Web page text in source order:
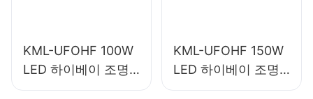
KML-UFOHF 100W
LED 하이베이 조명
은 산업 시설, 창고
KML-UFOHF 150W
LED 하이베이 조명
은 산업 시설, 체육관